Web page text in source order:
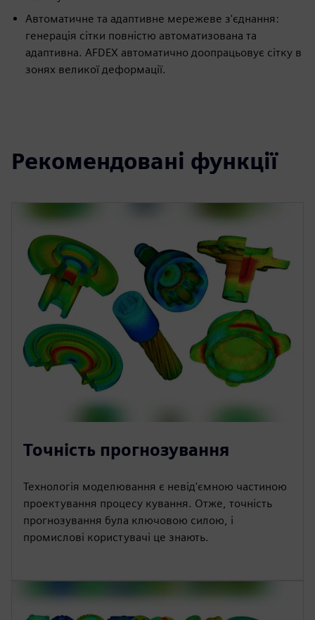
Автоматичне та адаптивне мережеве з'єднання:
генерація сітки повністю автоматизована та
адаптивна. AFDEX автоматично доопрацьовує сітку в
зонях великої деформації.
Рекомендовані функції
Точність прогнозування
Технологія моделювання є невід'ємною частиною
проектування процесу кування. Отже, точність
прогнозування була ключовою силою, і
промислові користувачі це знають.